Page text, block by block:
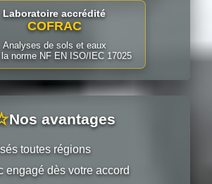
Laboratoire accrédité
COFRAC
Analyses de sols et eaux
norme NF EN ISO/IEC 17025
Nos avantages
toutes régions
engagé dès votre accord